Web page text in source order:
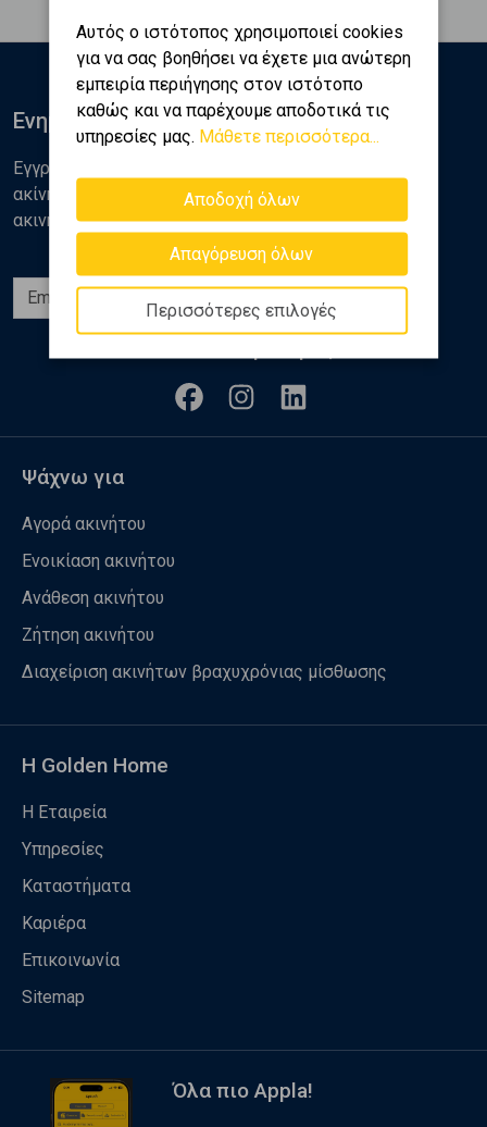
Αυτός ο ιστότοπος χρησιμοποιεί cookies
για να σας βοηθήσει να έχετε μια ανώτερη
εμπειρία περιήγησης στον ιστότοπο
καθώς και να παρέχουμε αποδοτικά τις
υπηρεσίες μας. Μάθετε περισσότερα...
Αποδοχή όλων
Απαγόρευση όλων
Περισσότερες επιλογές
Ενημερωθείτε
Εγγραφείτε στο newsletter της Golden Home για νέα
ακίνητα, αναλύσεις και διάφορα θέματα της αγοράς
ακινήτων
Ψάχνω για
Αγορά ακινήτου
Ενοικίαση ακινήτου
Ανάθεση ακινήτου
Ζήτηση ακινήτου
Διαχείριση ακινήτων βραχυχρόνιας μίσθωσης
Η Golden Home
Η Εταιρεία
Υπηρεσίες
Καταστήματα
Καριέρα
Επικοινωνία
Sitemap
Όλα πιο Appla!